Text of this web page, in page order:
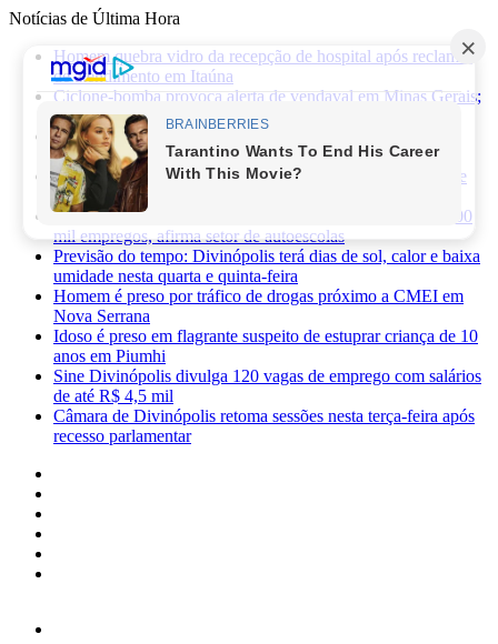
Notícias de Última Hora
Homem quebra vidro da recepção de hospital após reclamar
de atendimento em Itaúna
Ciclone-bomba provoca alerta de vendaval em Minas Gerais;
veja os impactos previstos para Divinópolis
Homem morre após sofrer choque elétrico e cair de oito
metros durante manutenção em academia
PRF apreende 75 mil maços de cigarros contrabandeados e
prende motorista na BR-262
Novas regras da CNH já provocaram perda de cerca de 100
mil empregos, afirma setor de autoescolas
Previsão do tempo: Divinópolis terá dias de sol, calor e baixa
umidade nesta quarta e quinta-feira
Homem é preso por tráfico de drogas próximo a CMEI em
Nova Serrana
Idoso é preso em flagrante suspeito de estuprar criança de 10
anos em Piumhi
Sine Divinópolis divulga 120 vagas de emprego com salários
de até R$ 4,5 mil
Câmara de Divinópolis retoma sessões nesta terça-feira após
recesso parlamentar